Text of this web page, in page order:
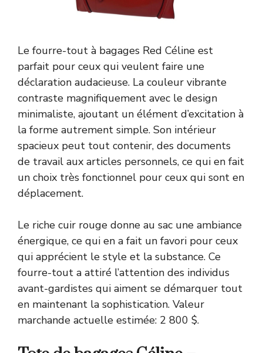
Le fourre-tout à bagages Red Céline est
parfait pour ceux qui veulent faire une
déclaration audacieuse. La couleur vibrante
contraste magnifiquement avec le design
minimaliste, ajoutant un élément d’excitation à
la forme autrement simple. Son intérieur
spacieux peut tout contenir, des documents
de travail aux articles personnels, ce qui en fait
un choix très fonctionnel pour ceux qui sont en
déplacement.
Le riche cuir rouge donne au sac une ambiance
énergique, ce qui en a fait un favori pour ceux
qui apprécient le style et la substance. Ce
fourre-tout a attiré l’attention des individus
avant-gardistes qui aiment se démarquer tout
en maintenant la sophistication. Valeur
marchande actuelle estimée: 2 800 $.